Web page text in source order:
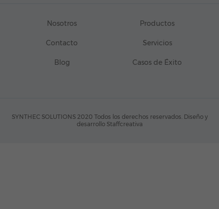
Nosotros Productos
Contacto Servicios
Blog Casos de Éxito
SYNTHEC SOLUTIONS 2020 Todos los derechos reservados. Diseño y
desarrollo Staffcreativa